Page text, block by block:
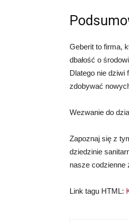
Geberit to firma,
dbałość o
Dlatego nie dziwi
zdobywać
Wezwanie do
Zapoznaj się z
dziedzinie
nasze codzienne
Link tagu HTML: